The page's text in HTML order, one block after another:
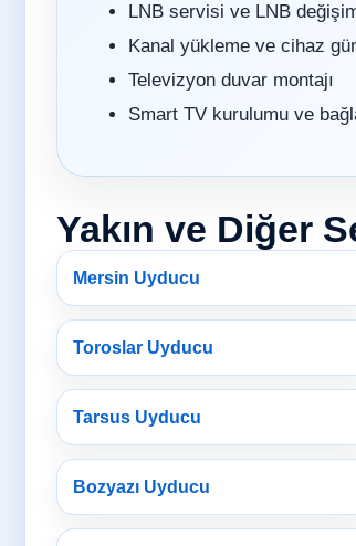
LNB servisi ve LNB
Kanal yükleme ve cihaz
Televizyon duvar montajı
Smart TV kurulumu ve
Yakın ve Diğer
Mersin Uyducu
Toroslar Uyducu
Tarsus Uyducu
Bozyazı Uyducu